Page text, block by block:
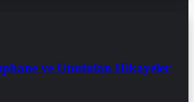
ve Unutulan Hikayeler